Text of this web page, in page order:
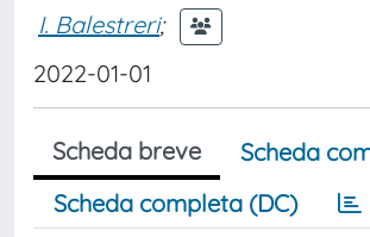
I. Balestreri;
2022-01-01
Scheda breve
Scheda
Scheda completa (DC)